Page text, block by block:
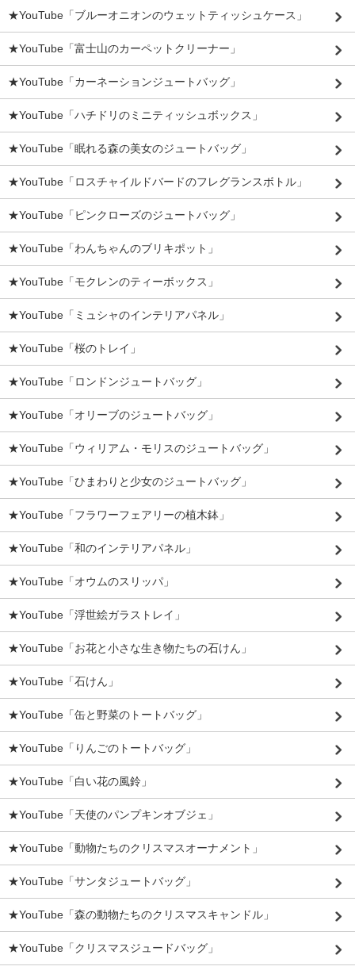
★YouTube「ブルーオニオンのウェットティッシュケース」
★YouTube「富士山のカーペットクリーナー」
★YouTube「カーネーションジュートバッグ」
★YouTube「ハチドリのミニティッシュボックス」
★YouTube「眠れる森の美女のジュートバッグ」
★YouTube「ロスチャイルドバードのフレグランスボトル」
★YouTube「ピンクローズのジュートバッグ」
★YouTube「わんちゃんのブリキポット」
★YouTube「モクレンのティーボックス」
★YouTube「ミュシャのインテリアパネル」
★YouTube「桜のトレイ」
★YouTube「ロンドンジュートバッグ」
★YouTube「オリーブのジュートバッグ」
★YouTube「ウィリアム・モリスのジュートバッグ」
★YouTube「ひまわりと少女のジュートバッグ」
★YouTube「フラワーフェアリーの植木鉢」
★YouTube「和のインテリアパネル」
★YouTube「オウムのスリッパ」
★YouTube「浮世絵ガラストレイ」
★YouTube「お花と小さな生き物たちの石けん」
★YouTube「石けん」
★YouTube「缶と野菜のトートバッグ」
★YouTube「りんごのトートバッグ」
★YouTube「白い花の風鈴」
★YouTube「天使のパンプキンオブジェ」
★YouTube「動物たちのクリスマスオーナメント」
★YouTube「サンタジュートバッグ」
★YouTube「森の動物たちのクリスマスキャンドル」
★YouTube「クリスマスジュードバッグ」